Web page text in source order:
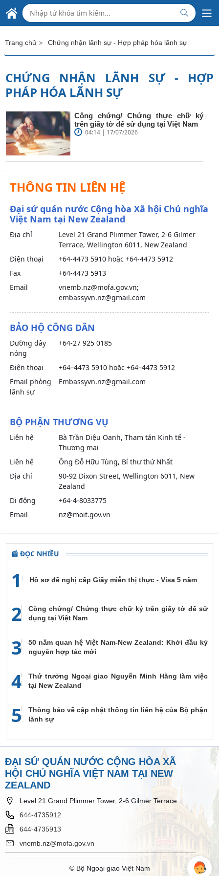
Skip to Main Content
ĐẠI SỨ QUÁN VIỆT NAM
TẠI NEW ZEALAND
Trang chủ > Chứng nhận lãnh sự - Hợp pháp hóa lãnh sự
CHỨNG NHẬN LÃNH SỰ - HỢP
PHÁP HÓA LÃNH SỰ
Công chứng/ Chứng thực chữ ký
trên giấy tờ để sử dụng tại Việt Nam
04:14 | 17/07/2026
THÔNG TIN LIÊN HỆ
Đại sứ quán nước Cộng hòa Xã hội Chủ nghĩa
Việt Nam tại New Zealand
Địa chỉ
Level 21 Grand Plimmer Tower, 2-6 Gilmer
Terrace, Wellington 6011, New Zealand
Điện thoại
+64-4473 5910 hoặc +64-4473 5912
Fax
+64-4473 5913
Email
vnemb.nz@mofa.gov.vn;
embassyvn.nz@gmail.com
BẢO HỘ CÔNG DÂN
Đường dây
nóng
+64-27 925 0185
Điện thoại
+64–4473 5910 hoặc +64–4473 5912
Email phòng
lãnh sự
Embassyvn.nz@gmail.com
BỘ PHẬN THƯƠNG VỤ
Liên hệ
Bà Trần Diệu Oanh, Tham tán Kinh tế -
Thương mại
Liên hệ
Ông Đỗ Hữu Tùng, Bí thư thứ Nhất
Địa chỉ
90-92 Dixon Street, Wellington 6011, New
Zealand
Di động
+64-4-8033775
Email
nz@moit.gov.vn
📰 ĐỌC NHIỀU
1 Hồ sơ đề nghị cấp Giấy miễn thị thực - Visa 5 năm
2
Công chứng/ Chứng thực chữ ký trên giấy tờ để sử
dụng tại Việt Nam
3
50 năm quan hệ Việt Nam-New Zealand: Khởi đầu kỷ
nguyên hợp tác mới
4
Thứ trưởng Ngoại giao Nguyễn Minh Hằng làm việc
tại New Zealand
5
Thông báo về cập nhật thông tin liên hệ của Bộ phận
lãnh sự
ĐẠI SỨ QUÁN NƯỚC CỘNG HÒA XÃ
HỘI CHỦ NGHĨA VIỆT NAM TẠI NEW
ZEALAND
Level 21 Grand Plimmer Tower, 2-6 Gilmer Terrace
644-4735912
644-4735913
vnemb.nz@mofa.gov.vn
© Bộ Ngoại giao Việt Nam